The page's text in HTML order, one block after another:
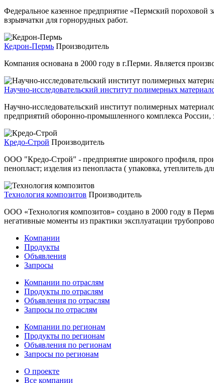
Федеральное казенное предприятие «Пермский пороховой
взрывчатки для горнорудных работ.
Кедрон-Пермь Производитель
Компания основана в 2000 году в г.Перми. Является
Научно-исследовательский институт полимерных
Научно-исследовательский институт полимерных
предприятий оборонно-промышленного комплекса России,
Кредо-Строй Производитель
ООО "Кредо-Строй" - предприятие широкого профиля,
пенопласт; изделия из пенопласта ( упаковка, утеплитель
Технология композитов Производитель
ООО «Технология композитов» создано в 2000 году в
негативные моменты из практики эксплуатации
Компании
Продукты
Объявления
Запросы
Компании по отраслям
Продукты по отраслям
Объявления по отраслям
Запросы по отраслям
Компании по регионам
Продукты по регионам
Объявления по регионам
Запросы по регионам
О проекте
Все компании